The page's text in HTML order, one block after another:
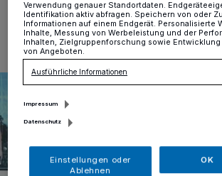
15.06.2026 , 12:39 Uhr Eine Minute
Verwendung genauer Standortdaten.
Identifikation aktiv abfragen. Speichern von oder
Informationen auf einem Endgerät. Personalisierte
Inhalte, Messung von Werbeleistung und der
Inhalten, Zielgruppenforschung sowie
von Angeboten.
Ausführliche Informationen
Impressum
Datenschutz
Einstellungen oder
Ablehnen
OK